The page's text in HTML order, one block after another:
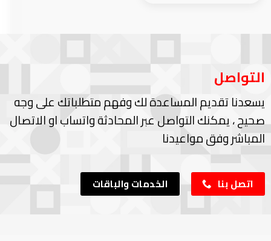
التواصل
يسعدنا تقديم المساعدة لك وفهم متطلباتك على وجه
صحيح ، يمكنك التواصل عبر المحادثة واتساب او الاتصال
المباشر وفق مواعيدنا
اتصل بنا الخدمات والباقات